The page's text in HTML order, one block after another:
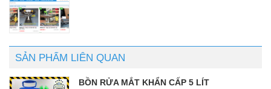
SẢN PHẨM LIÊN QUAN
BỒN RỬA MẮT KHẨN CẤP 5 LÍT